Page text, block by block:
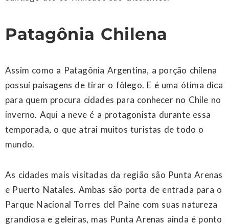
Patagônia Chilena
Assim como a Patagônia Argentina, a porção chilena
possui paisagens de tirar o fôlego. E é uma ótima dica
para quem procura cidades para conhecer no Chile no
inverno. Aqui a neve é a protagonista durante essa
temporada, o que atrai muitos turistas de todo o
mundo.
As cidades mais visitadas da região são Punta Arenas
e Puerto Natales. Ambas são porta de entrada para o
Parque Nacional Torres del Paine com suas natureza
grandiosa e geleiras, mas Punta Arenas ainda é ponto